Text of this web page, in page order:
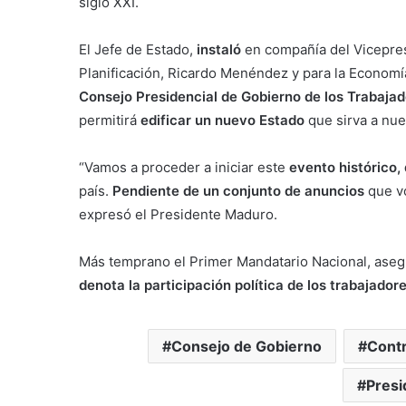
El Jefe de Estado, instaló en compañía del
Planificación, Ricardo Menéndez y para la
Consejo Presidencial de Gobierno de los
permitirá edificar un nuevo Estado que sirva a
“Vamos a proceder a iniciar este evento histórico,
país. Pendiente de un conjunto de anuncios que
expresó el Presidente Maduro.
Más temprano el Primer Mandatario Nacional,
denota la participación política de los
Consejo de Gobierno